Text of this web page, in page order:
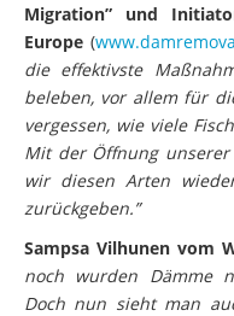
Migration” und
Europe (
die effektivste
beleben, vor allem für
vergessen, wie viele
Mit der Öffnung unserer
wir diesen Arten
zurückgeben.”
Sampsa Vilhunen vom
noch wurden Dämme
Doch nun sieht man